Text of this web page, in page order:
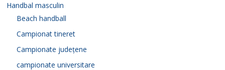
Handbal masculin
Beach handball
Campionat tineret
Campionate județene
campionate universitare